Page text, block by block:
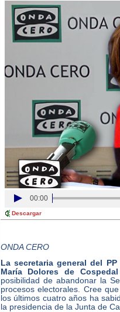
00:00
Descargar
ONDA CERO
La secretaria general del
María Dolores de Cospedal
posibilidad de abandonar la
procesos electorales. Cree
los últimos cuatro años ha
la presidencia de la Junta de